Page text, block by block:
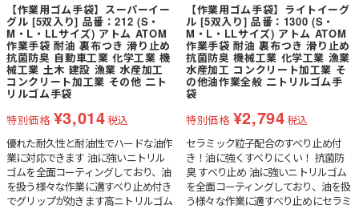
【作業用ゴム手袋】スーパーイー
グル [5双入り] 品番：212 (S・
M・L・LLサイズ) アトム ATOM
作業手袋 耐油 裏布つき 滑り止め
抗菌防臭 自動車工業 化学工業 機
械工業 土木 建設 漁業 水産加工
コンクリート加工業 その他 二ト
リルゴム手袋
特別価格 ¥3,014税込
優れた耐久性と耐油性でハードな油作
業に対応できます 油に強いニトリル
ゴムを全面コーティングしており、油
を扱う様々な作業に適すべり止め付き
でグリップが効きます高ニトリルゴム
【作業用ゴム手袋】ライトイーグ
ル [5双入り] 品番：1300 (S・
M・L・LLサイズ) アトム ATOM
作業手袋 耐油 裏布つき 滑り止め
抗菌防臭 機械工業 化学工業 漁業
水産加工 コンクリート加工業 そ
の他油作業全般 二トリルゴム手
袋
特別価格 ¥2,794税込
セラミック粒子配合のすべり止め付
き！油に強くすべりにくい！ 抗菌防
臭 すべり止め 油に強いニトリルゴム
を全面コーティングしており、油を扱
う様々な作業に適すべり止めにセラミ